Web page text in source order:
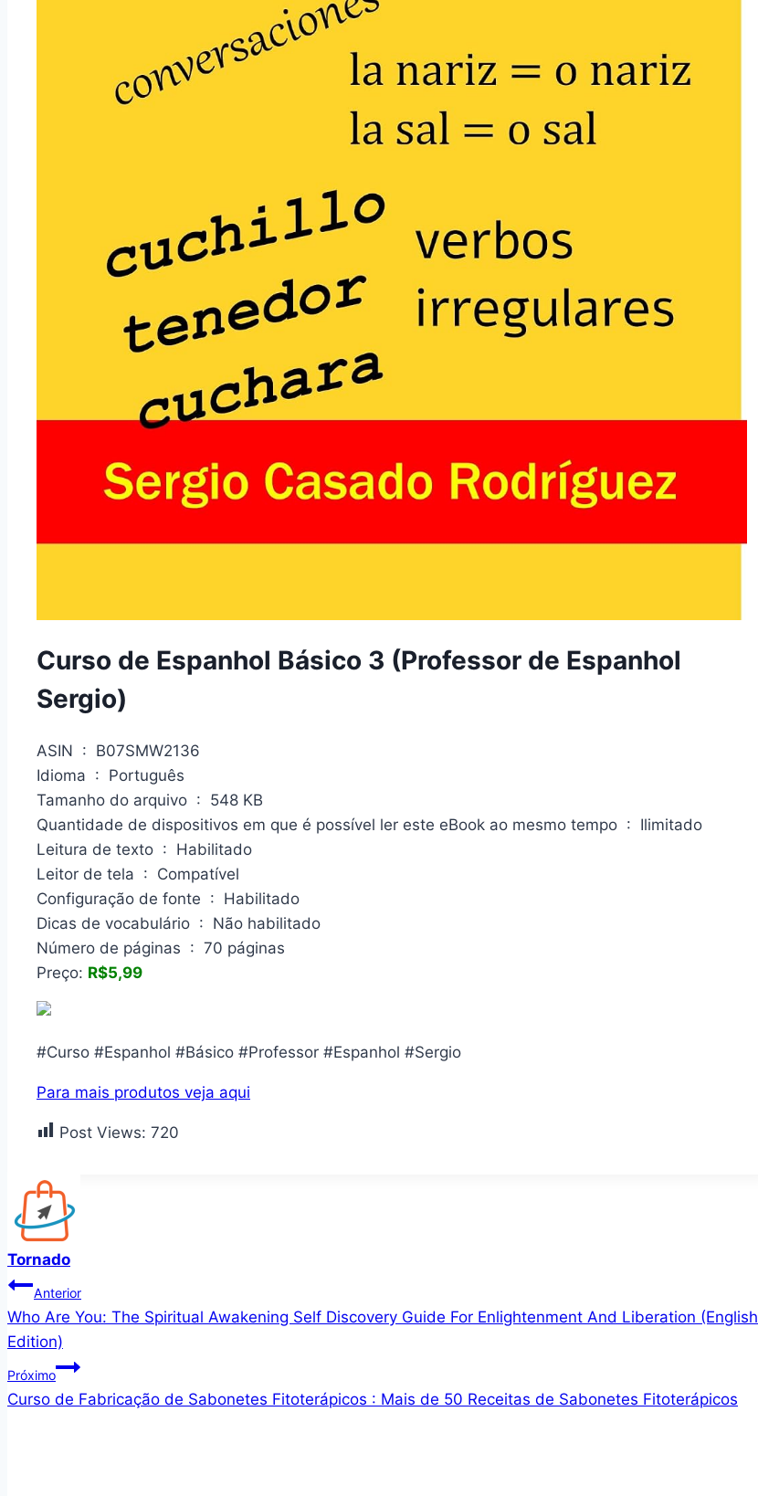
Curso de Espanhol Básico 3 (Professor de Espanhol
Sergio)
ASIN ‏ : ‎ B07SMW2136
Idioma ‏ : ‎ Português
Tamanho do arquivo ‏ : ‎ 548 KB
Quantidade de dispositivos em que é possível ler este eBook ao mesmo tempo ‏ : ‎ Ilimitado
Leitura de texto ‏ : ‎ Habilitado
Leitor de tela ‏ : ‎ Compatível
Configuração de fonte ‏ : ‎ Habilitado
Dicas de vocabulário ‏ : ‎ Não habilitado
Número de páginas ‏ : ‎ 70 páginas
Preço: R$5,99
#Curso #Espanhol #Básico #Professor #Espanhol #Sergio
Para mais produtos veja aqui
Post Views: 720
Tornado
Navegação
de
Post
Anterior
Who Are You: The Spiritual Awakening Self Discovery Guide For Enlightenment And Liberation (English
Edition)
Próximo
Curso de Fabricação de Sabonetes Fitoterápicos : Mais de 50 Receitas de Sabonetes Fitoterápicos